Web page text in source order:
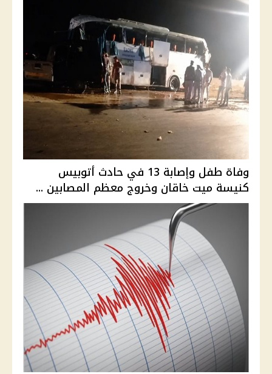
وفاة طفل وإصابة 13 في حادث أتوبيس
كنيسة ميت خاقان وخروج معظم المصابين ...